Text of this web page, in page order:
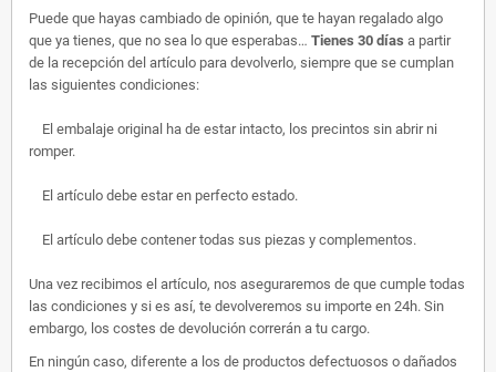
Puede que hayas cambiado de opinión, que te hayan regalado algo
que ya tienes, que no sea lo que esperabas… Tienes 30 días a partir
de la recepción del artículo para devolverlo, siempre que se cumplan
las siguientes condiciones:
El embalaje original ha de estar intacto, los precintos sin abrir ni
romper.
El artículo debe estar en perfecto estado.
El artículo debe contener todas sus piezas y complementos.
Una vez recibimos el artículo, nos aseguraremos de que cumple todas
las condiciones y si es así, te devolveremos su importe en 24h. Sin
embargo, los costes de devolución correrán a tu cargo.
En ningún caso, diferente a los de productos defectuosos o dañados